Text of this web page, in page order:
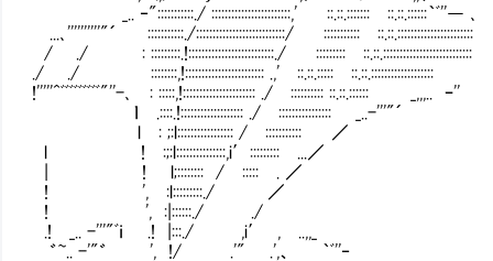
_.. ‐":::::::::::./ ::::::::::::::::::::::::,' ::.::.::::::: ::.::.::::::｀ﾞ''― ､
...､''''''''''"´ :::::::::::./:::::::::::::::::::::::::::/ ::::::::::: ::.::.:::::::::::::::::::::::
/ ./ : :::::::::.!::::::::::::::::::::::::::./ ::::::::: ::.::.:::::::::::::::::::::::::::
./ ./ ::::::::,!:::::::::::::::::::::::: .,' ::.::.::::: ::.::.:::::::::::::::::::
!'''''^ﾞﾞﾞﾞﾞﾞﾞﾞﾞ"''-､ : :::::,!:::::::::::::::::::::: ./ :::::::::: ::.::.:::::: _,,,.. ｰ''
ｌ .::::.!::::::::::::::::::: ./ :::::::::::::::: _..-'''"´
l : ;:l::::::::::::::::: / ::::::::::: ／
l ! :;:l:::::::::::::::,i′::::::::: ...／
| ! l;:::::::: / ::::: . ／
! ', :l:::::::::./ ／
! ', :|::::::./ ./
.! _.. -'''"ﾞｉ .! |:::./ ,i′ , ..,,_
゛~.. -'"゛ ', !/ .'" .',、 ｀ﾞ''‐